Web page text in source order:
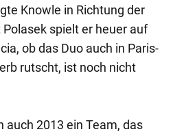
Knowle in Richtung der
spielt er heuer auf
ob das Duo auch in Paris-
rutscht, ist noch nicht
auch 2013 ein Team, das